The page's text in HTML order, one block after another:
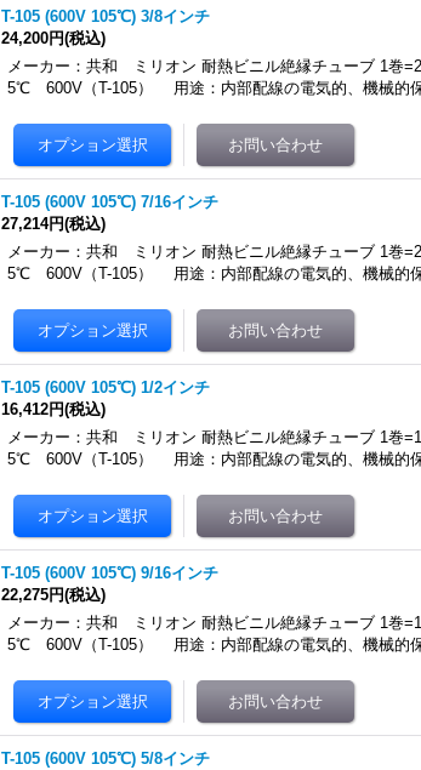
T-105 (600V 105℃) 3/8インチ
24,200円(税込)
メーカー：共和 ミリオン 耐熱ビニル絶縁チューブ 1巻
5℃ 600V（T-105） 用途：内部配線の電気的、機械的
T-105 (600V 105℃) 7/16インチ
27,214円(税込)
メーカー：共和 ミリオン 耐熱ビニル絶縁チューブ 1巻
5℃ 600V（T-105） 用途：内部配線の電気的、機械的
T-105 (600V 105℃) 1/2インチ
16,412円(税込)
メーカー：共和 ミリオン 耐熱ビニル絶縁チューブ 1巻
5℃ 600V（T-105） 用途：内部配線の電気的、機械的
T-105 (600V 105℃) 9/16インチ
22,275円(税込)
メーカー：共和 ミリオン 耐熱ビニル絶縁チューブ 1巻
5℃ 600V（T-105） 用途：内部配線の電気的、機械的
T-105 (600V 105℃) 5/8インチ